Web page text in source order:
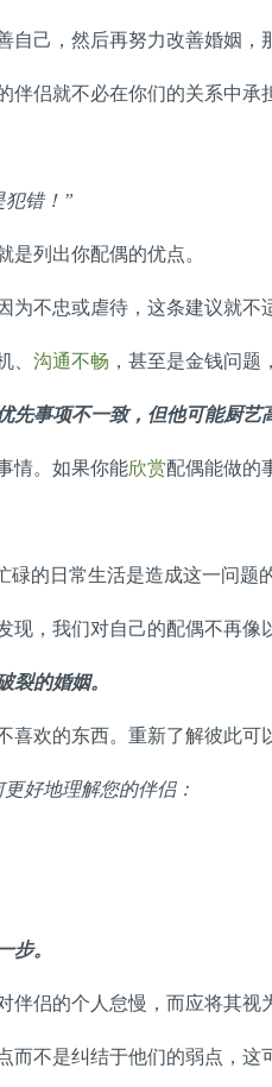
己，然后再努力改善婚姻，
侣就不必在你们的关系中承
错！ ”
列出你配偶的优点。
不忠或虐待，这条建议就不
、 沟通不畅 ，甚至是金钱问题
事项不一致，但他可能厨
情。如果你能欣赏配偶能做的
的日常生活是造成这一问题
，我们对自己的配偶不再像
裂的婚姻。
欢的东西。重新了解彼此可
好地理解您的伴侣：
步。
侣的个人怠慢，而应将其视
不是纠结于他们的弱点，这